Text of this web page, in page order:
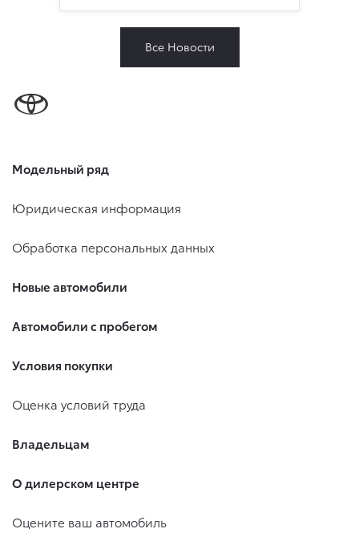
Все Новости
Модельный ряд
Юридическая информация
Обработка персональных данных
Новые автомобили
Автомобили с пробегом
Условия покупки
Оценка условий труда
Владельцам
О дилерском центре
Оцените ваш автомобиль